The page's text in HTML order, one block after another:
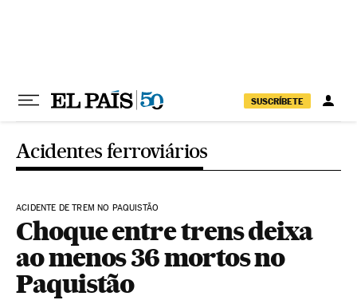
SUSCRÍBETE
Acidentes ferroviários
ACIDENTE DE TREM NO PAQUISTÃO
Choque entre trens deixa
ao menos 36 mortos no
Paquistão